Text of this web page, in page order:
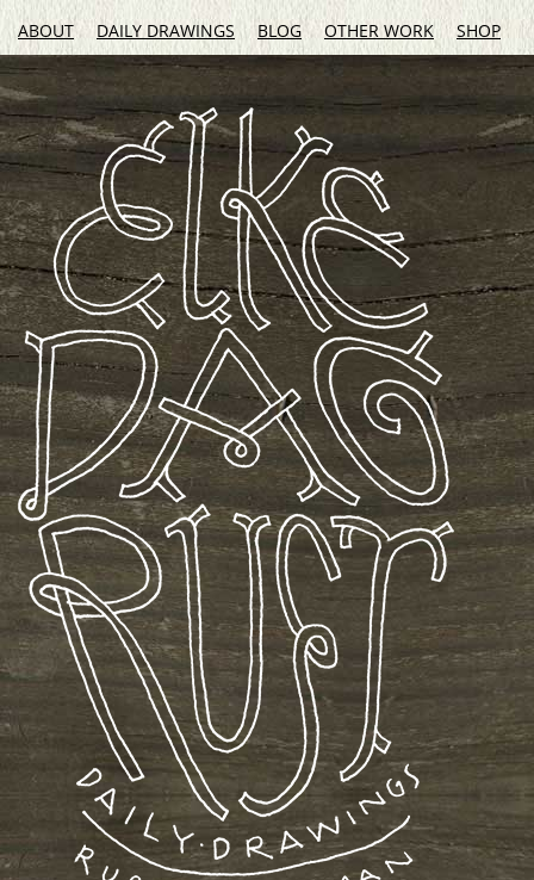
ABOUT DAILY DRAWINGS BLOG OTHER WORK SHOP